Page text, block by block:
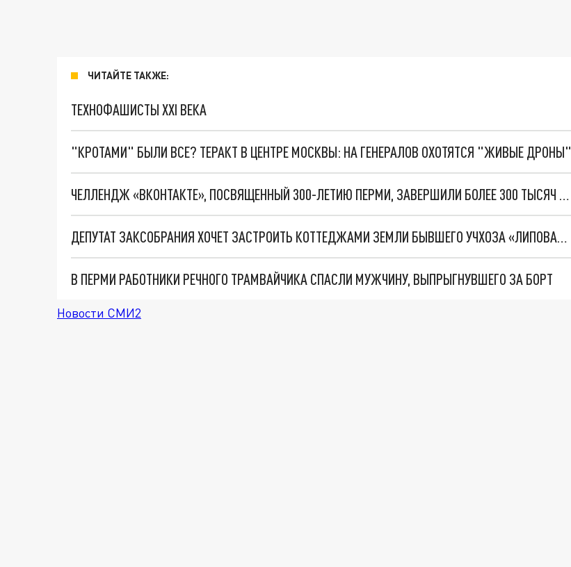
ЧИТАЙТЕ ТАКЖЕ:
ТЕХНОФАШИСТЫ XXI ВЕКА
"КРОТАМИ" БЫЛИ ВСЕ? ТЕРАКТ В ЦЕНТРЕ МОСКВЫ: НА ГЕНЕРАЛОВ ОХОТЯТСЯ "ЖИВЫЕ ДРОНЫ"
ЧЕЛЛЕНДЖ «ВКОНТАКТЕ», ПОСВЯЩЕННЫЙ 300-ЛЕТИЮ ПЕРМИ, ЗАВЕРШИЛИ БОЛЕЕ 300 ТЫСЯЧ ЧЕЛОВЕК
ДЕПУТАТ ЗАКСОБРАНИЯ ХОЧЕТ ЗАСТРОИТЬ КОТТЕДЖАМИ ЗЕМЛИ БЫВШЕГО УЧХОЗА «ЛИПОВАЯ ГОРА» В ПЕРМИ
В ПЕРМИ РАБОТНИКИ РЕЧНОГО ТРАМВАЙЧИКА СПАСЛИ МУЖЧИНУ, ВЫПРЫГНУВШЕГО ЗА БОРТ
Новости СМИ2